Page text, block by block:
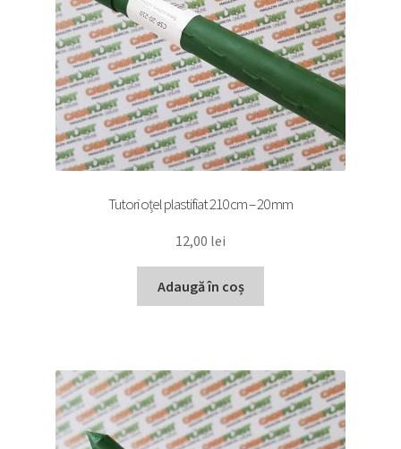
Tutori oțel plastifiat 210 cm – 20 mm
12,00 lei
Adaugă în coș